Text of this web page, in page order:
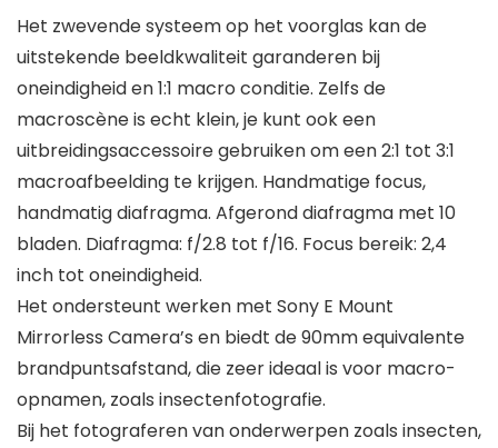
Het zwevende systeem op het voorglas kan de
uitstekende beeldkwaliteit garanderen bij
oneindigheid en 1:1 macro conditie. Zelfs de
macroscène is echt klein, je kunt ook een
uitbreidingsaccessoire gebruiken om een 2:1 tot 3:1
macroafbeelding te krijgen. Handmatige focus,
handmatig diafragma. Afgerond diafragma met 10
bladen. Diafragma: f/2.8 tot f/16. Focus bereik: 2,4
inch tot oneindigheid.
Het ondersteunt werken met Sony E Mount
Mirrorless Camera’s en biedt de 90mm equivalente
brandpuntsafstand, die zeer ideaal is voor macro-
opnamen, zoals insectenfotografie.
Bij het fotograferen van onderwerpen zoals insecten,